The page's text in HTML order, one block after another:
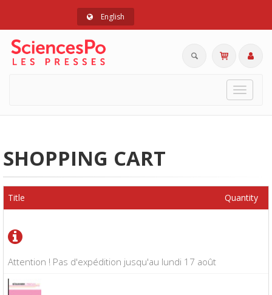
English
Toggle
SHOPPING CART
Attention ! Pas d'expédition jusqu'au lundi 17 août
Title Quantity